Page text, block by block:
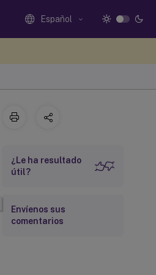
Español
¿Le ha resultado
útil?
Envíenos sus
comentarios